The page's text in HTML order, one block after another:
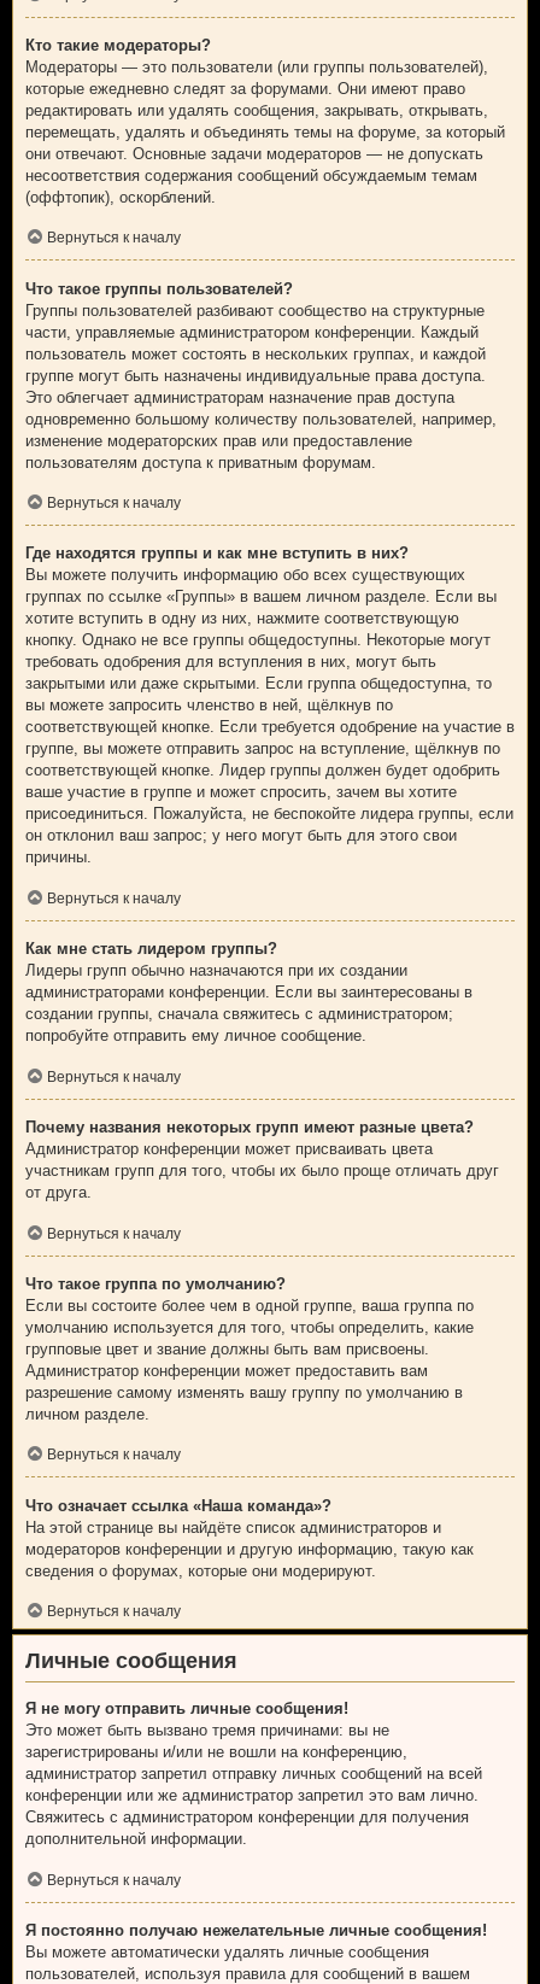
Кто такие модераторы?
Модераторы — это пользователи (или группы пользователей),
которые ежедневно следят за форумами. Они имеют право
редактировать или удалять сообщения, закрывать, открывать,
перемещать, удалять и объединять темы на форуме, за который
они отвечают. Основные задачи модераторов — не допускать
несоответствия содержания сообщений обсуждаемым темам
(оффтопик), оскорблений.
Вернуться к началу
Что такое группы пользователей?
Группы пользователей разбивают сообщество на структурные
части, управляемые администратором конференции. Каждый
пользователь может состоять в нескольких группах, и каждой
группе могут быть назначены индивидуальные права доступа.
Это облегчает администраторам назначение прав доступа
одновременно большому количеству пользователей, например,
изменение модераторских прав или предоставление
пользователям доступа к приватным форумам.
Вернуться к началу
Где находятся группы и как мне вступить в них?
Вы можете получить информацию обо всех существующих
группах по ссылке «Группы» в вашем личном разделе. Если вы
хотите вступить в одну из них, нажмите соответствующую
кнопку. Однако не все группы общедоступны. Некоторые могут
требовать одобрения для вступления в них, могут быть
закрытыми или даже скрытыми. Если группа общедоступна, то
вы можете запросить членство в ней, щёлкнув по
соответствующей кнопке. Если требуется одобрение на участие в
группе, вы можете отправить запрос на вступление, щёлкнув по
соответствующей кнопке. Лидер группы должен будет одобрить
ваше участие в группе и может спросить, зачем вы хотите
присоединиться. Пожалуйста, не беспокойте лидера группы, если
он отклонил ваш запрос; у него могут быть для этого свои
причины.
Вернуться к началу
Как мне стать лидером группы?
Лидеры групп обычно назначаются при их создании
администраторами конференции. Если вы заинтересованы в
создании группы, сначала свяжитесь с администратором;
попробуйте отправить ему личное сообщение.
Вернуться к началу
Почему названия некоторых групп имеют разные цвета?
Администратор конференции может присваивать цвета
участникам групп для того, чтобы их было проще отличать друг
от друга.
Вернуться к началу
Что такое группа по умолчанию?
Если вы состоите более чем в одной группе, ваша группа по
умолчанию используется для того, чтобы определить, какие
групповые цвет и звание должны быть вам присвоены.
Администратор конференции может предоставить вам
разрешение самому изменять вашу группу по умолчанию в
личном разделе.
Вернуться к началу
Что означает ссылка «Наша команда»?
На этой странице вы найдёте список администраторов и
модераторов конференции и другую информацию, такую как
сведения о форумах, которые они модерируют.
Вернуться к началу
Личные сообщения
Я не могу отправить личные сообщения!
Это может быть вызвано тремя причинами: вы не
зарегистрированы и/или не вошли на конференцию,
администратор запретил отправку личных сообщений на всей
конференции или же администратор запретил это вам лично.
Свяжитесь с администратором конференции для получения
дополнительной информации.
Вернуться к началу
Я постоянно получаю нежелательные личные сообщения!
Вы можете автоматически удалять личные сообщения
пользователей, используя правила для сообщений в вашем